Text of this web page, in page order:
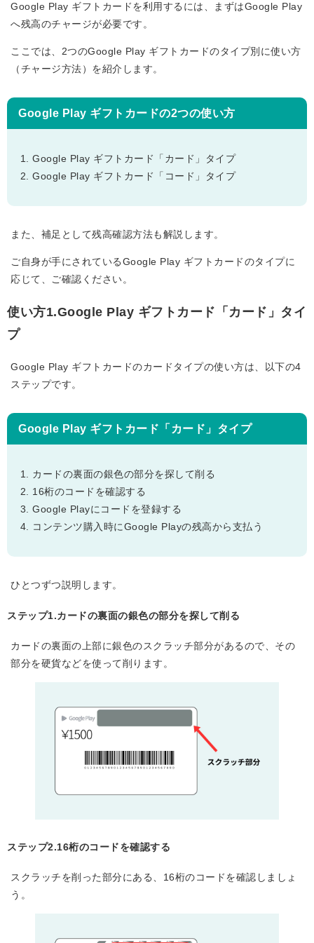
Google Play ギフトカードを利用するには、まずはGoogle Play
へ残高のチャージが必要です。
ここでは、2つのGoogle Play ギフトカードのタイプ別に使い方
（チャージ方法）を紹介します。
Google Play ギフトカードの2つの使い方
Google Play ギフトカード「カード」タイプ
Google Play ギフトカード「コード」タイプ
また、補足として残高確認方法も解説します。
ご自身が手にされているGoogle Play ギフトカードのタイプに
応じて、ご確認ください。
使い方1.Google Play ギフトカード「カード」タイ
プ
Google Play ギフトカードのカードタイプの使い方は、以下の4
ステップです。
Google Play ギフトカード「カード」タイプ
カードの裏面の銀色の部分を探して削る
16桁のコードを確認する
Google Playにコードを登録する
コンテンツ購入時にGoogle Playの残高から支払う
ひとつずつ説明します。
ステップ1.カードの裏面の銀色の部分を探して削る
カードの裏面の上部に銀色のスクラッチ部分があるので、その
部分を硬貨などを使って削ります。
ステップ2.16桁のコードを確認する
スクラッチを削った部分にある、16桁のコードを確認しましょ
う。